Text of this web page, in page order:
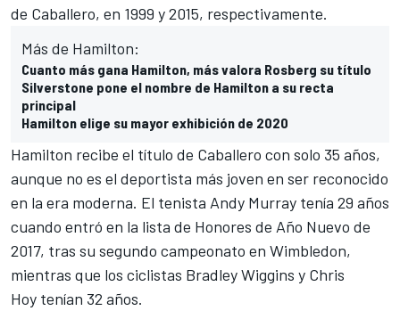
de Caballero, en 1999 y 2015, respectivamente.
Más de Hamilton:
Cuanto más gana Hamilton, más valora Rosberg su título
Silverstone pone el nombre de Hamilton a su recta
principal
Hamilton elige su mayor exhibición de 2020
Hamilton recibe el título de Caballero con solo 35 años,
aunque no es el deportista más joven en ser reconocido
en la era moderna. El tenista Andy Murray tenía 29 años
cuando entró en la lista de Honores de Año Nuevo de
2017, tras su segundo campeonato en Wimbledon,
mientras que los ciclistas Bradley Wiggins y Chris
Hoy tenían 32 años.